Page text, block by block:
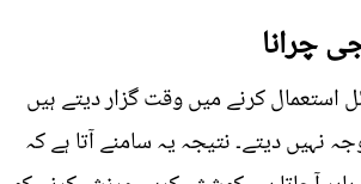
استعمال کرنے میں وقت گزار دیتے ہیں
نہیں دیتے۔ نتیجہ یہ سامنے آتا ہے کہ